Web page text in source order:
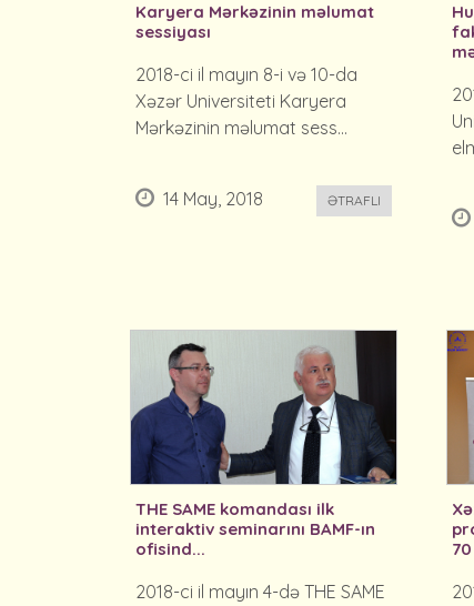
Karyera Mərkəzinin məlumat
sessiyası
2018-ci il mayın 8-i və 10-da
Xəzər Universiteti Karyera
Mərkəzinin məlumat sess...
14 May, 2018 ƏTRAFLI
THE SAME komandası ilk
interaktiv seminarını BAMF-ın
ofisind...
2018-ci il mayın 4-də THE SAME